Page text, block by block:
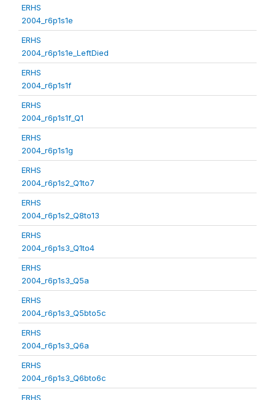
ERHS
2004_r6p1s1e
ERHS
2004_r6p1s1e_LeftDied
ERHS
2004_r6p1s1f
ERHS
2004_r6p1s1f_Q1
ERHS
2004_r6p1s1g
ERHS
2004_r6p1s2_Q1to7
ERHS
2004_r6p1s2_Q8to13
ERHS
2004_r6p1s3_Q1to4
ERHS
2004_r6p1s3_Q5a
ERHS
2004_r6p1s3_Q5bto5c
ERHS
2004_r6p1s3_Q6a
ERHS
2004_r6p1s3_Q6bto6c
ERHS